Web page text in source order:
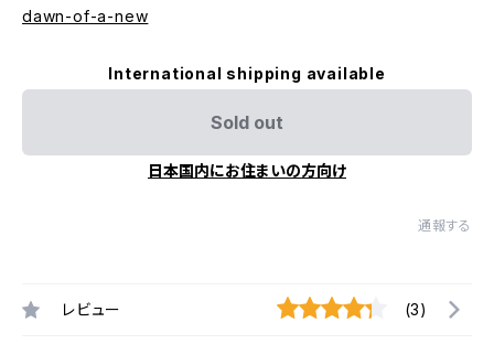
dawn-of-a-new
International shipping available
Sold out
日本国内にお住まいの方向け
通報する
レビュー (3)